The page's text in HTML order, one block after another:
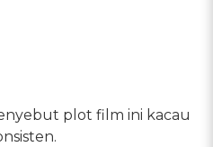
plot film ini kacau